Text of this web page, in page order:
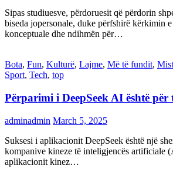
Sipas studiuesve, përdoruesit që përdorin
biseda jopersonale, duke përfshirë kërkimin
konceptuale dhe ndihmën për…
Bota, Fun, Kulturë, Lajme, Më të fundit,
Sport, Tech, top
Përparimi i DeepSeek AI është
adminadmin March 5, 2025
Suksesi i aplikacionit DeepSeek është një
kompanive kineze të inteligjencës artificiale
aplikacionit kinez…